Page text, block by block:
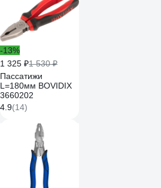
-13%
1 325 ₽1 530 ₽
Пассатижи
L=180мм BOVIDIX
3660202
4.9(14)